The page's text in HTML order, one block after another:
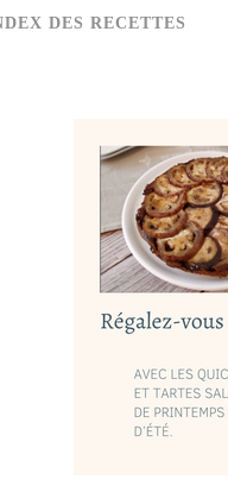
DES RECETTES